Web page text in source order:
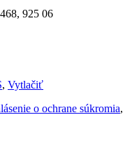
925 06
, Vytlačiť
o ochrane súkromia,